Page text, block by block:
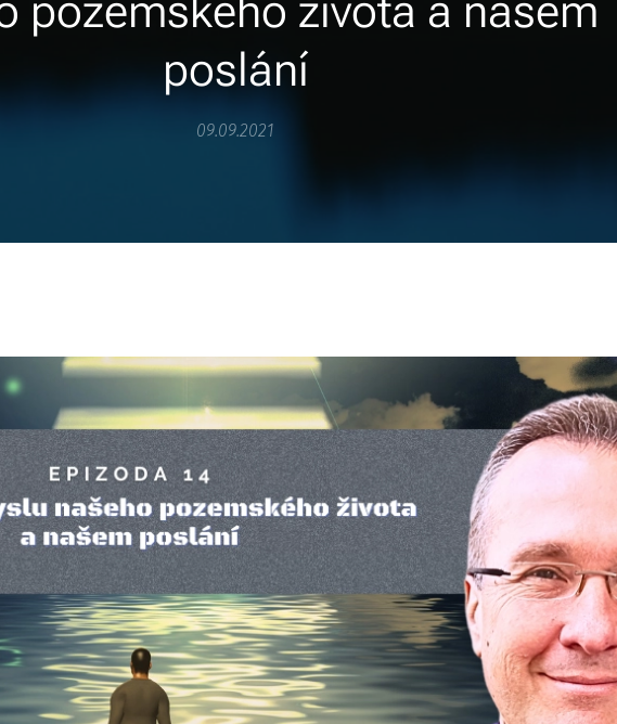
pozemského života a našem
poslání
09.09.2021